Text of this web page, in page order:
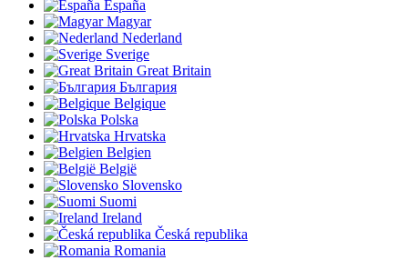
España
Magyar
Nederland
Sverige
Great Britain
България
Belgique
Polska
Hrvatska
Belgien
België
Slovensko
Suomi
Ireland
Česká republika
Romania